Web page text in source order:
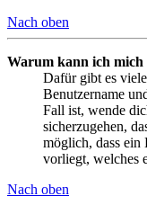
Nach oben
Warum kann ich mich
Dafür gibt es
Benutzername
Fall ist, wende
sicherzugehen,
möglich, dass
vorliegt, welches
Nach oben